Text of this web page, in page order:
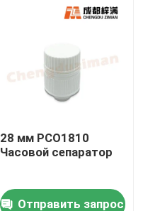
28 мм PCO1810
Часовой сепаратор
Отправить запрос